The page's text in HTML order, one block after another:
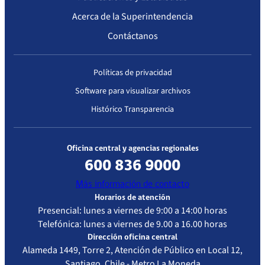
Acerca de la Superintendencia
Contáctanos
Políticas de privacidad
Software para visualizar archivos
Histórico Transparencia
Oficina central y agencias regionales
600 836 9000
Más información de contacto
Horarios de atención
Presencial: lunes a viernes de 9:00 a 14:00 horas
Telefónica: lunes a viernes de 9.00 a 16.00 horas
Dirección oficina central
Alameda 1449, Torre 2, Atención de Público en Local 12,